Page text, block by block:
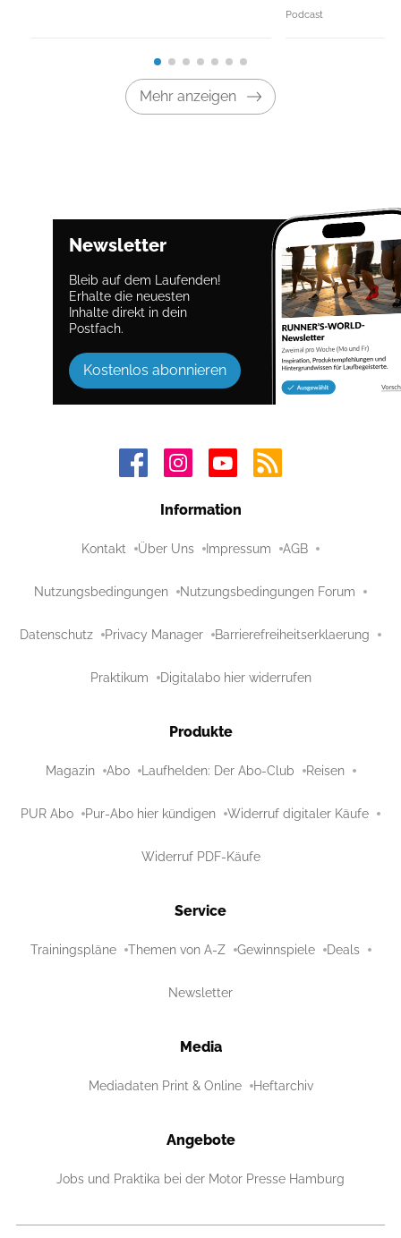
Podcast
Mehr anzeigen
Newsletter
Bleib auf dem Laufenden!
Erhalte die neuesten
Inhalte direkt in dein
Postfach.
Kostenlos abonnieren
Information
Kontakt Über Uns Impressum AGB
Nutzungsbedingungen Nutzungsbedingungen Forum
Datenschutz Privacy Manager Barrierefreiheitserklaerung
Praktikum Digitalabo hier widerrufen
Produkte
Magazin Abo Laufhelden: Der Abo-Club Reisen
PUR Abo Pur-Abo hier kündigen Widerruf digitaler Käufe
Widerruf PDF-Käufe
Service
Trainingspläne Themen von A-Z Gewinnspiele Deals
Newsletter
Media
Mediadaten Print & Online Heftarchiv
Angebote
Jobs und Praktika bei der Motor Presse Hamburg